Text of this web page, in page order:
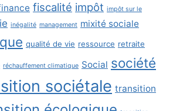
fiscalité impôt impôt sur le
inégalité management mixité sociale
qualité de vie ressource retraite
réchauffement climatique Social société
sociétale transition